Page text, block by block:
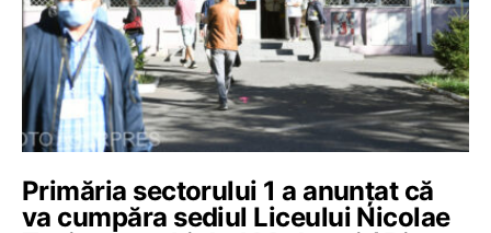
Primăria sectorului 1 a anunțat că
va cumpăra sediul Liceului Nicolae